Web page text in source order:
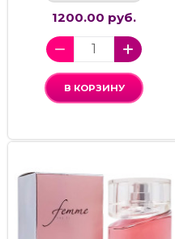
1200.00 руб.
В КОРЗИНУ